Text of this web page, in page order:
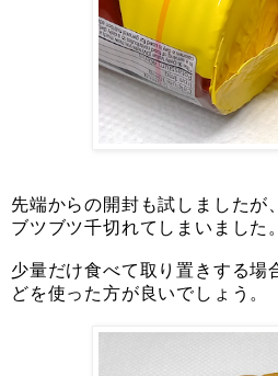
先端からの開封も試しましたが
ブツブツ千切れてしまいました。
少量だけ食べて取り置きする場
どを使った方が良いでしょう。